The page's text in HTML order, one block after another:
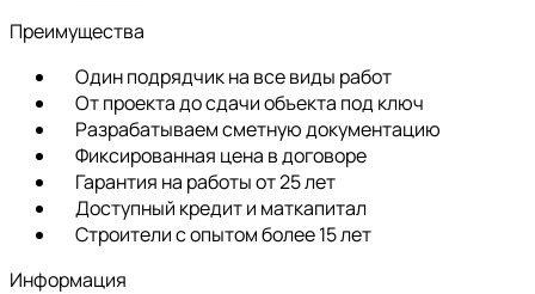
Преимущества
Один подрядчик на все виды работ
От проекта до сдачи объекта под ключ
Разрабатываем сметную документацию
Фиксированная цена в договоре
Гарантия на работы от 25 лет
Доступный кредит и маткапитал
Строители с опытом более 15 лет
Информация